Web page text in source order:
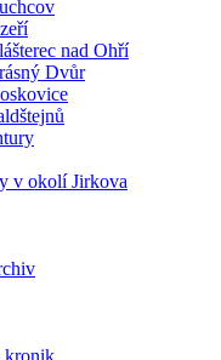
nad Ohří
Dvůr
v okolí Jirkova
kronik